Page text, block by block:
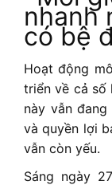
Hoạt động
triển về cả số
này vẫn
và quyền lợi
vẫn còn yếu.
Sáng ngày